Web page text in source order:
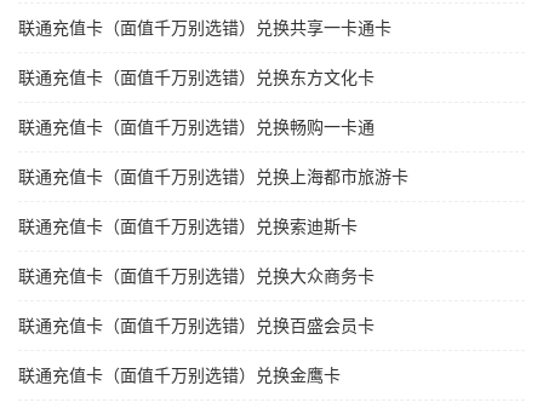
联通充值卡（面值千万别选错）兑换共享一卡通卡
联通充值卡（面值千万别选错）兑换东方文化卡
联通充值卡（面值千万别选错）兑换畅购一卡通
联通充值卡（面值千万别选错）兑换上海都市旅游卡
联通充值卡（面值千万别选错）兑换索迪斯卡
联通充值卡（面值千万别选错）兑换大众商务卡
联通充值卡（面值千万别选错）兑换百盛会员卡
联通充值卡（面值千万别选错）兑换金鹰卡